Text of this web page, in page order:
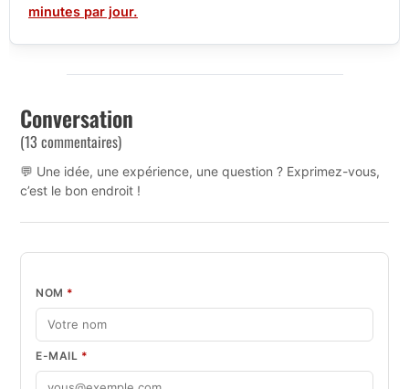
minutes par jour.
Conversation
(13 commentaires)
💬 Une idée, une expérience, une question ? Exprimez-vous,
c’est le bon endroit !
NOM *
E-MAIL *